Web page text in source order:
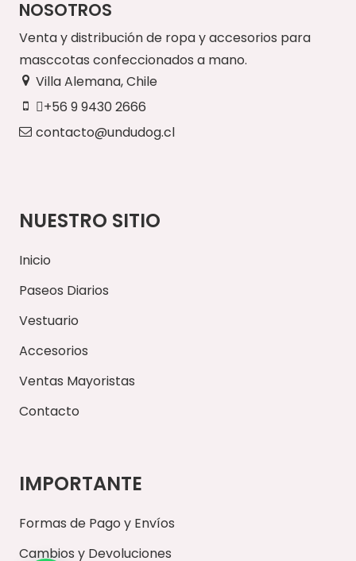
NOSOTROS
Venta y distribución de ropa y accesorios para
masccotas confeccionados a mano.
Villa Alemana, Chile
+56 9 9430 2666
contacto@undudog.cl
NUESTRO SITIO
Inicio
Paseos Diarios
Vestuario
Accesorios
Ventas Mayoristas
Contacto
IMPORTANTE
Formas de Pago y Envíos
Cambios y Devoluciones